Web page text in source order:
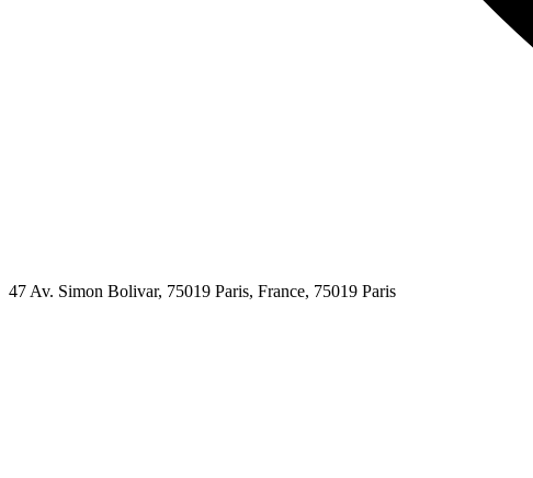
47 Av. Simon Bolivar, 75019 Paris, France, 75019 Paris